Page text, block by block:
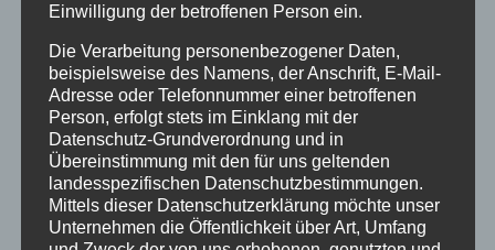
Empfehlung
Ferienwohnungen
FIS Nordische Ski WM
Gäste
Gesundheit
Haus Partale
Info
Einwilligung der betroffenen Person ein.
Die Verarbeitung personenbezogener Daten,
beispielsweise des Namens, der Anschrift, E-Mail-
Adresse oder Telefonnummer einer betroffenen
Person, erfolgt stets im Einklang mit der
Datenschutz-Grundverordnung und in
Übereinstimmung mit den für uns geltenden
landesspezifischen Datenschutzbestimmungen.
Mittels dieser Datenschutzerklärung möchte unser
Unternehmen die Öffentlichkeit über Art, Umfang